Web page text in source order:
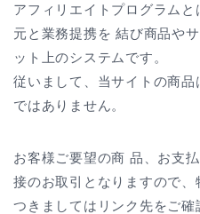
アフィリエイトプログラム
元と業務提携を 結び商品や
ット上のシステムです。
従いまして、当サイトの商
ではありません。
お客様ご要望の商 品、お支
接のお取引となりますので
つきましてはリンク先をご